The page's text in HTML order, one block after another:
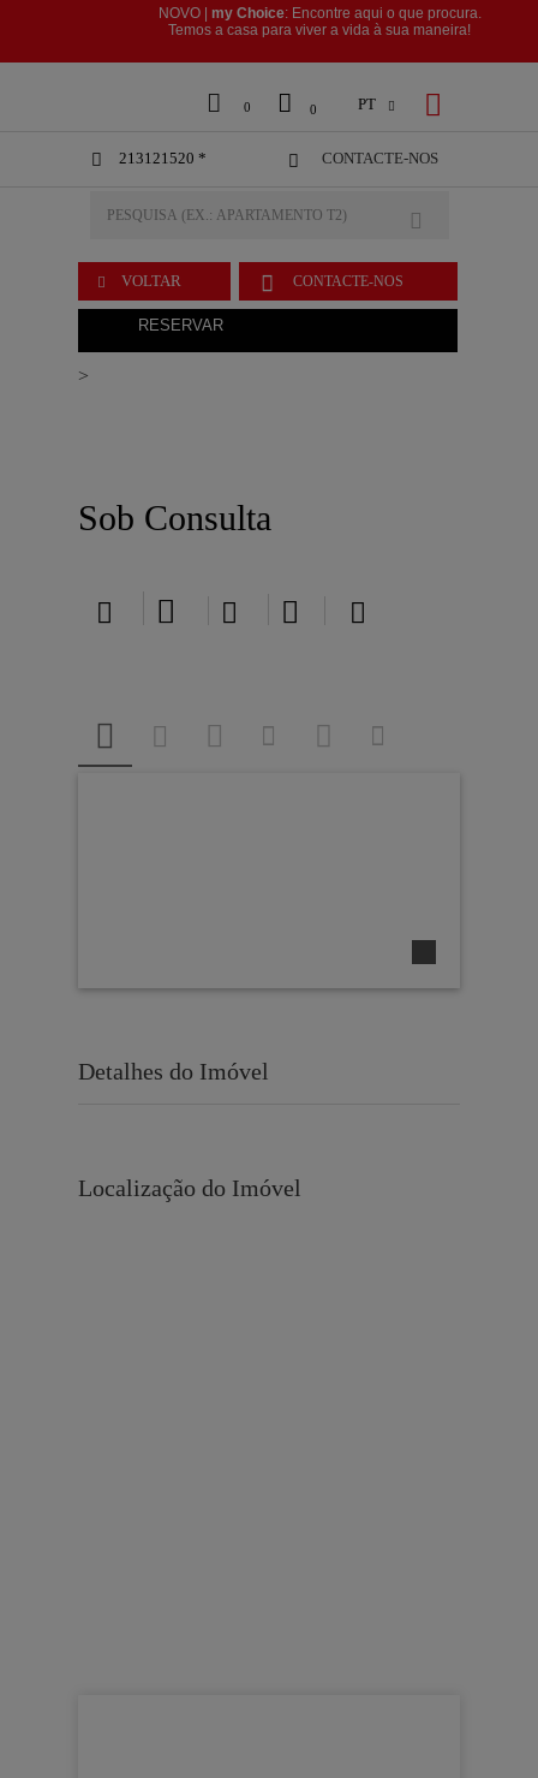
PT  
CONTACTE-NOS
 0  0
 213121520 * 
NOVO | my Choice: Encontre aqui o que procura.
​​​​​​​Temos a casa para viver a vida à sua maneira!
>
Sob Consulta
    
Detalhes do Imóvel
Localização do Imóvel
 VOLTAR  CONTACTE-NOS
RESERVAR